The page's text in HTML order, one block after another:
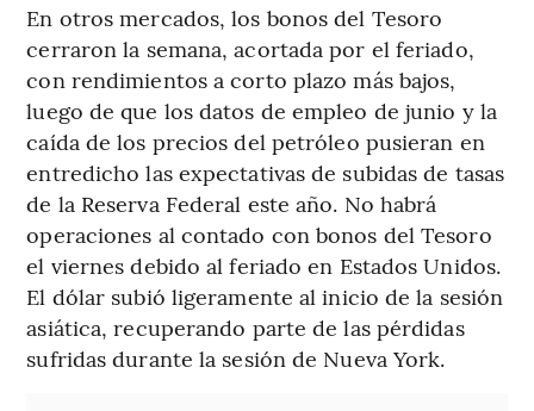
En otros mercados, los bonos del Tesoro
cerraron la semana, acortada por el feriado,
con rendimientos a corto plazo más bajos,
luego de que los datos de empleo de junio y la
caída de los precios del petróleo pusieran en
entredicho las expectativas de subidas de tasas
de la Reserva Federal este año. No habrá
operaciones al contado con bonos del Tesoro
el viernes debido al feriado en Estados Unidos.
El dólar subió ligeramente al inicio de la sesión
asiática, recuperando parte de las pérdidas
sufridas durante la sesión de Nueva York.